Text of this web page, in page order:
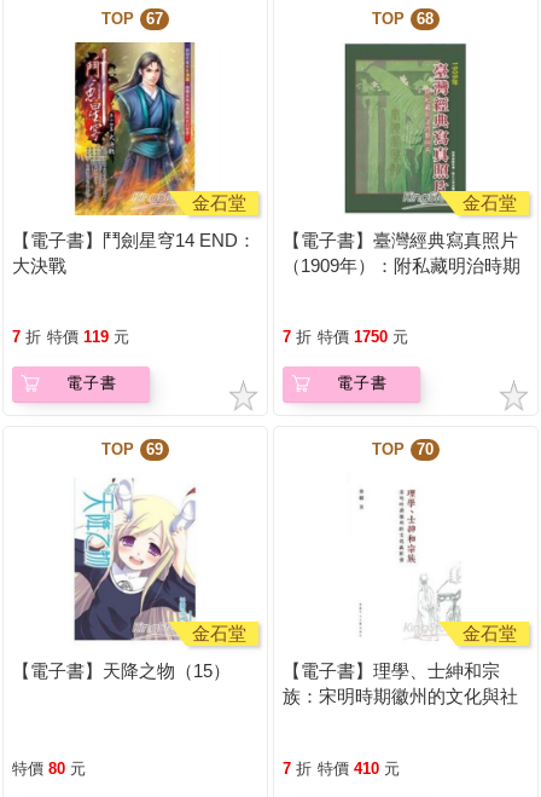
TOP 67
金石堂
【電子書】鬥劍星穹14 END：
大決戰
7 折 特價 119 元
電子書
TOP 68
金石堂
【電子書】臺灣經典寫真照片
（1909年）：附私藏明治時期
7 折 特價 1750 元
電子書
TOP 69
金石堂
【電子書】天降之物（15）
特價 80 元
TOP 70
金石堂
【電子書】理學、士紳和宗
族：宋明時期徽州的文化與社
7 折 特價 410 元